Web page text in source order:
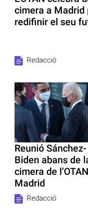
cimera a Madrid
redifinir el seu
Redacció
Reunió Sánchez-
Biden abans de
cimera de
Madrid
Redacció